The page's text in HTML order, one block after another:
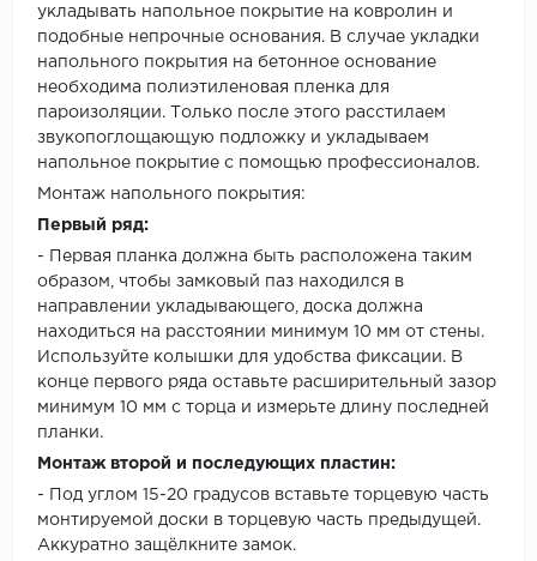
укладывать напольное покрытие на ковролин и
подобные непрочные основания. В случае укладки
напольного покрытия на бетонное основание
необходима полиэтиленовая пленка для
пароизоляции. Только после этого расстилаем
звукопоглощающую подложку и укладываем
напольное покрытие с помощью профессионалов.
Монтаж напольного покрытия:
Первый ряд:
- Первая планка должна быть расположена таким
образом, чтобы замковый паз находился в
направлении укладывающего, доска должна
находиться на расстоянии минимум 10 мм от стены.
Используйте колышки для удобства фиксации. В
конце первого ряда оставьте расширительный зазор
минимум 10 мм с торца и измерьте длину последней
планки.
Монтаж второй и последующих пластин:
- Под углом 15-20 градусов вставьте торцевую часть
монтируемой доски в торцевую часть предыдущей.
Аккуратно защёлкните замок.